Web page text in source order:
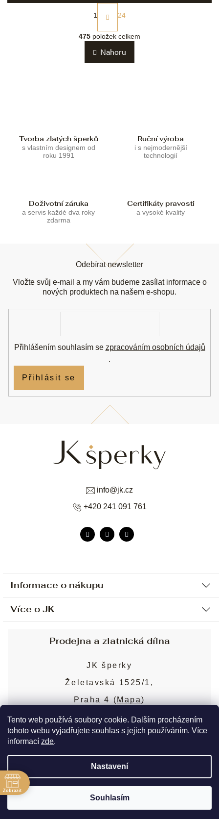
Tento web používá soubory cookie. Dalším procházením
tohoto webu vyjadřujete souhlas s jejich používáním. Více
informací zde.
Nastavení
Souhlasím
v
l
á
d
S
t
á
n
k
1 24
475 položek celkem
Nahoru
Tvorba zlatých šperků
s vlastním designem od
roku 1991
Ruční výroba
i s nejmodernější
technologií
Doživotní záruka
a servis každé dva roky
zdarma
Certifikáty pravosti
a vysoké kvality
Informace o nákupu
Ochrana osobních údajů
Sjednání osobní schůzky
Obchodní podmínky
Puncovní značky
Více o JK
Blog
Nejčastější dotazy
info@jk.cz
+420 241 091 761
Odebírat newsletter
Vložte svůj e-mail a my vám budeme zasílat informace o
nových produktech na našem e-shopu.
Přihlášením souhlasím se zpracováním osobních údajů
.
Přihlásit se
Prodejna a zlatnická dílna
JK šperky
Želetavská 1525/1,
Praha 4 ( Mapa)
Více o prodejně
Copyright 2026JK šperky. Všechna práva
vyhrazena. Upravit nastavení cookies
Vytvořil Shoptet Premium
Zobrazit